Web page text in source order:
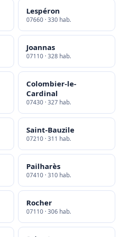
Lespéron
07660 · 330 hab.
Joannas
07110 · 328 hab.
Colombier-le-
Cardinal
07430 · 327 hab.
Saint-Bauzile
07210 · 311 hab.
Pailharès
07410 · 310 hab.
Rocher
07110 · 306 hab.